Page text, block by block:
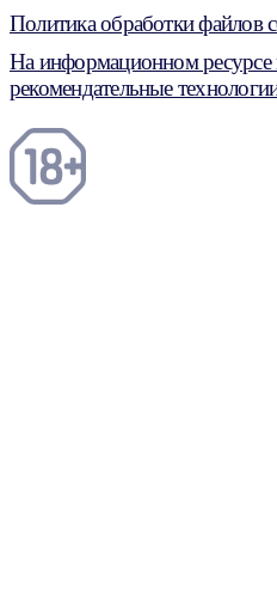
Политика обработки файлов
На информационном ресурсе
рекомендательные